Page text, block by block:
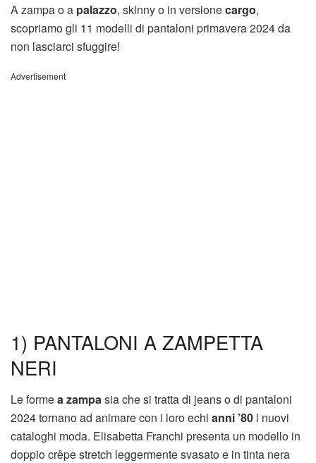
A zampa o a palazzo, skinny o in versionecargo,
scopriamo gli 11 modelli di pantaloni primavera 2024 da
non lasciarci sfuggire!
Advertisement
1) PANTALONI A ZAMPETTA
NERI
Le formea zampasia che si tratta di jeans o di pantaloni
2024 tornano ad animare con i loro echi anni ’80 i nuovi
cataloghi moda. Elisabetta Franchi presenta un modello in
doppio crêpe stretch leggermente svasato e in tinta nera